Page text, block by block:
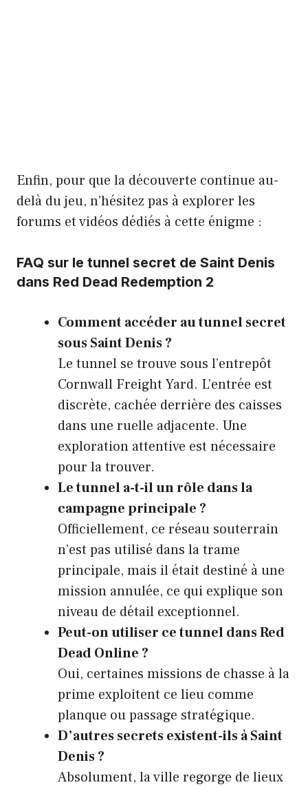
Enfin, pour que la découverte continue au-
delà du jeu, n’hésitez pas à explorer les
forums et vidéos dédiés à cette énigme :
FAQ sur le tunnel secret de Saint Denis
dans Red Dead Redemption 2
Comment accéder au tunnel secret
sous Saint Denis ?
Le tunnel se trouve sous l’entrepôt
Cornwall Freight Yard. L’entrée est
discrète, cachée derrière des caisses
dans une ruelle adjacente. Une
exploration attentive est nécessaire
pour la trouver.
Le tunnel a-t-il un rôle dans la
campagne principale ?
Officiellement, ce réseau souterrain
n’est pas utilisé dans la trame
principale, mais il était destiné à une
mission annulée, ce qui explique son
niveau de détail exceptionnel.
Peut-on utiliser ce tunnel dans Red
Dead Online ?
Oui, certaines missions de chasse à la
prime exploitent ce lieu comme
planque ou passage stratégique.
D’autres secrets existent-ils à Saint
Denis ?
Absolument, la ville regorge de lieux